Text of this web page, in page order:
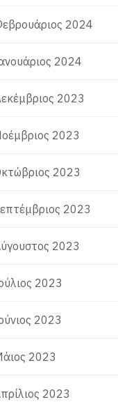
2024
2024
2023
2023
2023
2023
2023
2023
2023
2023
2023